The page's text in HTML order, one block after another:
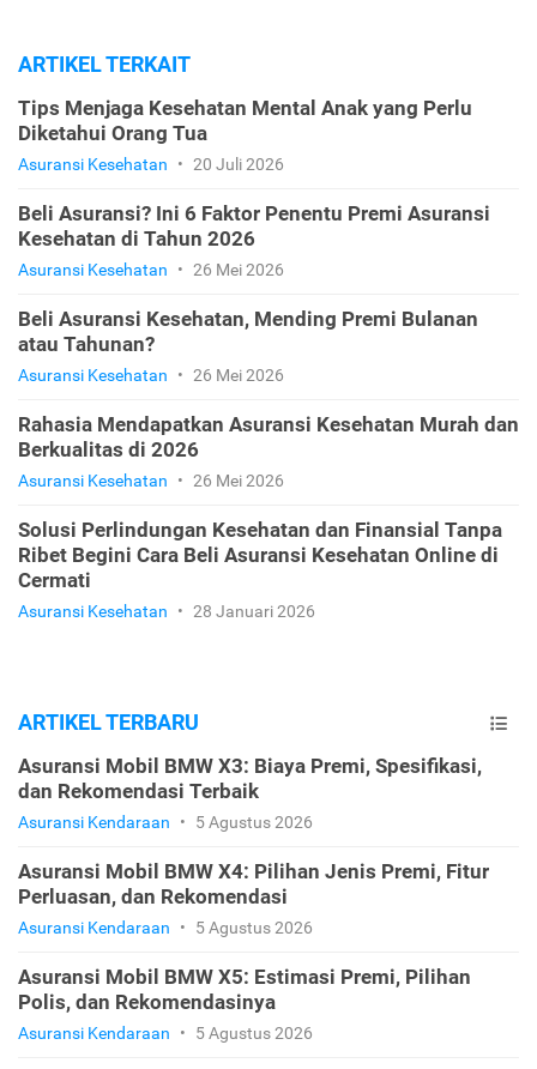
ARTIKEL TERKAIT
Tips Menjaga Kesehatan Mental Anak yang Perlu
Diketahui Orang Tua
Asuransi Kesehatan • 20 Juli 2026
Beli Asuransi? Ini 6 Faktor Penentu Premi Asuransi
Kesehatan di Tahun 2026
Asuransi Kesehatan • 26 Mei 2026
Beli Asuransi Kesehatan, Mending Premi Bulanan
atau Tahunan?
Asuransi Kesehatan • 26 Mei 2026
Rahasia Mendapatkan Asuransi Kesehatan Murah dan
Berkualitas di 2026
Asuransi Kesehatan • 26 Mei 2026
Solusi Perlindungan Kesehatan dan Finansial Tanpa
Ribet Begini Cara Beli Asuransi Kesehatan Online di
Cermati
Asuransi Kesehatan • 28 Januari 2026
ARTIKEL TERBARU
Asuransi Mobil BMW X3: Biaya Premi, Spesifikasi,
dan Rekomendasi Terbaik
Asuransi Kendaraan • 5 Agustus 2026
Asuransi Mobil BMW X4: Pilihan Jenis Premi, Fitur
Perluasan, dan Rekomendasi
Asuransi Kendaraan • 5 Agustus 2026
Asuransi Mobil BMW X5: Estimasi Premi, Pilihan
Polis, dan Rekomendasinya
Asuransi Kendaraan • 5 Agustus 2026